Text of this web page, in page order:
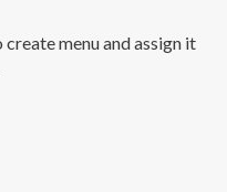
create menu and assign it